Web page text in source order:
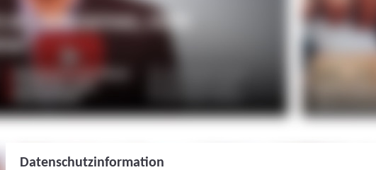
Datenschutzinformation